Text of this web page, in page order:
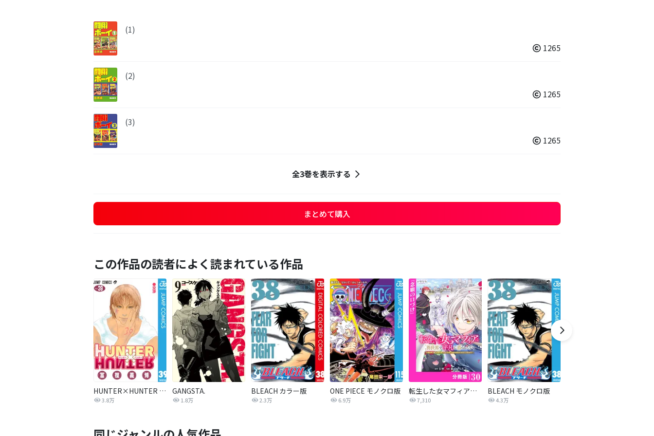
(1)
1265
(2)
1265
(3)
1265
全3巻を表示する
まとめて購入
この作品の読者によく読まれている作品
HUNTER×HUNTER モノクロ版
3.8万
GANGSTA.
1.8万
BLEACH カラー版
2.3万
ONE PIECE モノクロ版
6.9万
転生した女マフィアは異世界で平凡に暮らしたい～暗殺者一家の伯爵令嬢ですが、天使と悪魔な団長がつきまとってきます～【分冊版】
7,310
BLEACH モノクロ版
4.3万